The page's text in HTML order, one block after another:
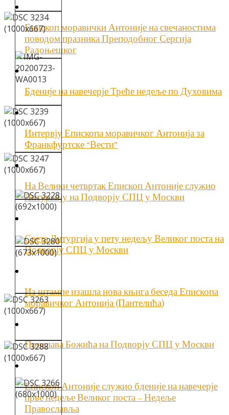
Епископ моравички Антоније на свечаностима
поводом празника Преподобног Сергија
Радоњешког
Бденије на навечерје Треће недеље по Духовима
Интервју Епископа моравичког Антонија за
Франкфуртске “Вести”
На Велики четвртак Епископ Антоније служио
Литургију на Подворју СПЦ у Москви
Света Литургија у пету недељу Великог поста на
Подворју СПЦ у Москви
Из штампе изашла нова књига беседа Епископа
моравичког Антонија (Пантелића)
Прослава Божића на Подворју СПЦ у Москви
Епископ Антоније служио бденије на навечерје
прве недеље Великог поста – Недеље
Православља